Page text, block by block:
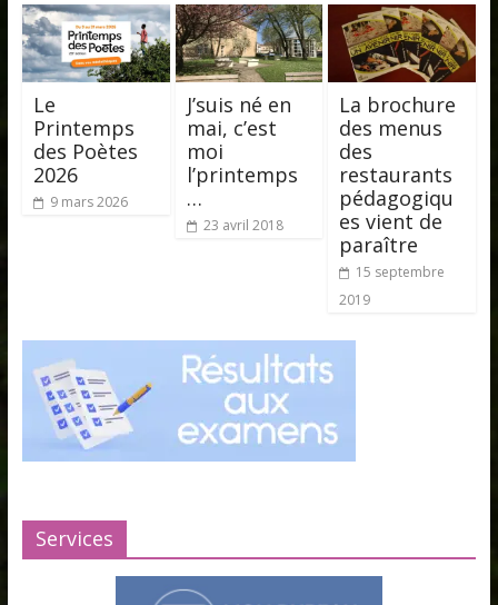
Le
Printemps
des Poètes
2026
9 mars 2026
J’suis né en
mai, c’est
moi
l’printemps
…
23 avril 2018
La brochure
des menus
des
restaurants
pédagogiqu
es vient de
paraître
15 septembre
2019
Services